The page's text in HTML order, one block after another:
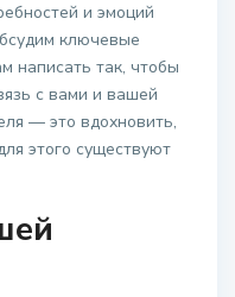
и эмоций
ключевые
написать так, чтобы
с вами и вашей
— это вдохновить,
этого существуют